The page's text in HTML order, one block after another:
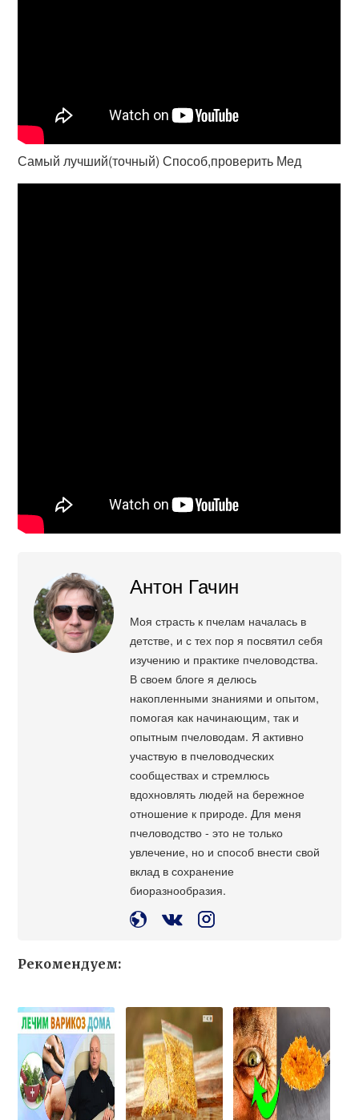
Самый лучший(точный) Способ,проверить Мед
Антон Гачин
Моя страсть к пчелам началась в
детстве, и с тех пор я посвятил себя
изучению и практике пчеловодства.
В своем блоге я делюсь
накопленными знаниями и опытом,
помогая как начинающим, так и
опытным пчеловодам. Я активно
участвую в пчеловодческих
сообществах и стремлюсь
вдохновлять людей на бережное
отношение к природе. Для меня
пчеловодство - это не только
увлечение, но и способ внести свой
вклад в сохранение
биоразнообразия.
Рекомендуем: